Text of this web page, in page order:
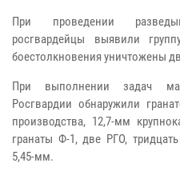
При проведении
росгвардейцы выявили
боестолкновения уничтожены
При выполнении задач
Росгвардии обнаружили
производства, 12,7-мм
гранаты Ф-1, две РГО,
5,45-мм.